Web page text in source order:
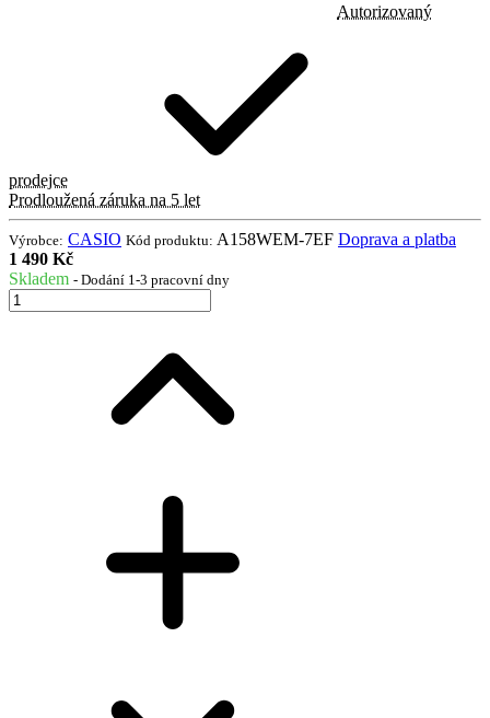
Autorizovaný
prodejce
Prodloužená záruka na 5 let
Výrobce: CASIO Kód produktu: A158WEM-7EF Doprava a platba
1 490 Kč
Skladem - Dodání 1-3 pracovní dny